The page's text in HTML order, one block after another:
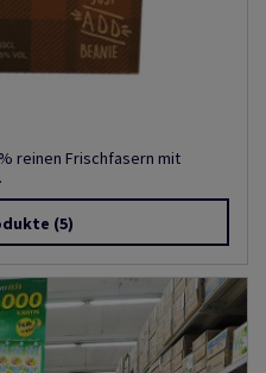
reinen Frischfasern mit
(5)